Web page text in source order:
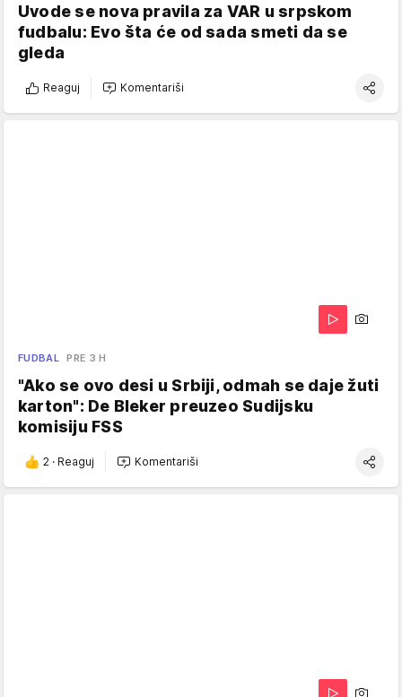
Uvode se nova pravila za VAR u srpskom
fudbalu: Evo šta će od sada smeti da se
gleda
Reaguj Komentariši
FUDBAL PRE 3 H
"Ako se ovo desi u Srbiji, odmah se daje žuti
karton": De Bleker preuzeo Sudijsku
komisiju FSS
2 · Reaguj Komentariši